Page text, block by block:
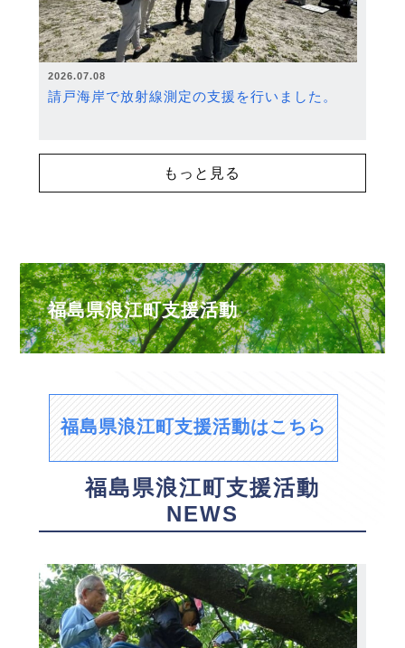
2026.07.08
請戸海岸で放射線測定の支援を行いました。
もっと見る
福島県浪江町支援活動
福島県浪江町支援活動はこちら
福島県浪江町支援活動
NEWS